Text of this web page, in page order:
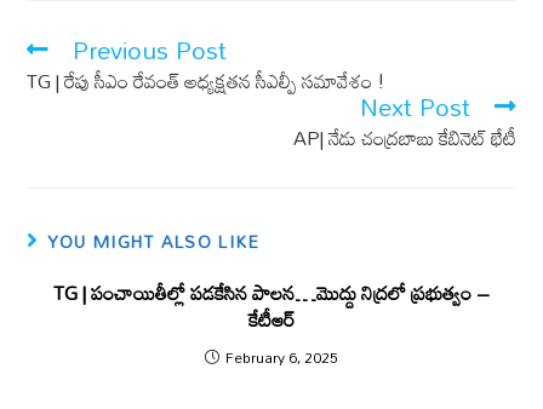
b
o
s
A
Previous Post
TG | రేపు సీఎం రేవంత్‌ అధ్యక్షతన సీఎల్పీ సమావేశం !
Next Post
AP| నేడు చంద్రబాబు కేబినెట్ భేటీ
YOU MIGHT ALSO LIKE
TG | పంచాయితీల్లో ప‌డ‌కేసిన పాల‌న‌…మొద్దు నిద్ర‌లో ప్ర‌భుత్వం –
కేటీఆర్
February 6, 2025